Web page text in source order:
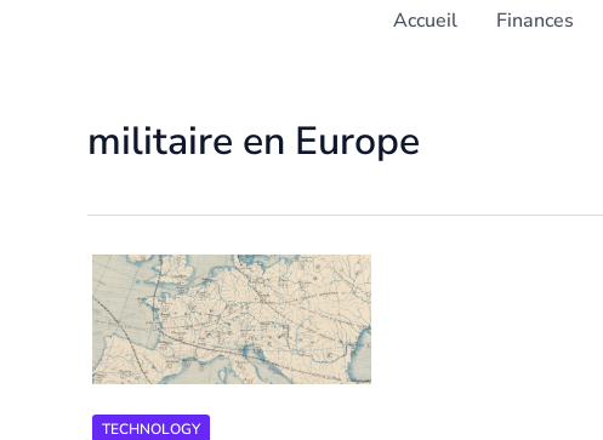
Accueil Finances
militaire en Europe
TECHNOLOGY